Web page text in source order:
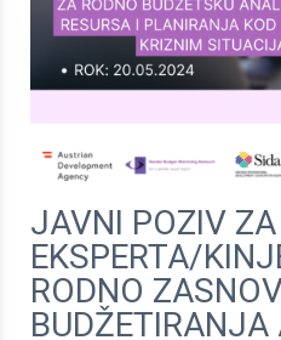
JAVNI POZIV
EKSPERTA/
RODNO
BUDŽETIRANJA